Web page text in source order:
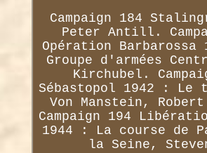
Campaign 184
Peter Antill.
Opération
Groupe d'armées
Kirchubel.
Sébastopol 1942 : Le
Von Manstein,
Campaign 194
1944 : La course de
la Seine,